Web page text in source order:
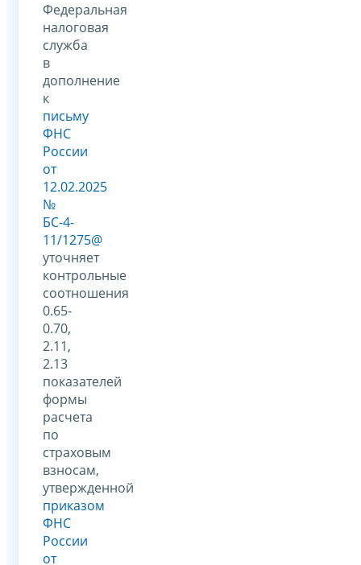
Федеральная
налоговая
служба
в
дополнение
к
письму
ФНС
России
от
12.02.2025
№
БС-4-
11/1275@
уточняет
контрольные
соотношения
0.65-
0.70,
2.11,
2.13
показателей
формы
расчета
по
страховым
взносам,
утвержденной
приказом
ФНС
России
от